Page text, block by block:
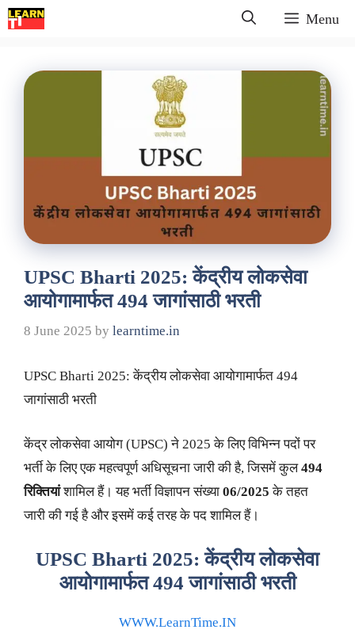
Skip
to
Menu
UPSC Bharti 2025: केंद्रीय लोकसेवा
आयोगामार्फत 494 जागांसाठी भरती
8 June 2025 by learntime.in
UPSC Bharti 2025: केंद्रीय लोकसेवा आयोगामार्फत 494
जागांसाठी भरती
केंद्र लोकसेवा आयोग (UPSC) ने 2025 के लिए विभिन्न पदों पर
भर्ती के लिए एक महत्वपूर्ण अधिसूचना जारी की है, जिसमें कुल494
रिक्तियांशामिल हैं। यह भर्ती विज्ञापन संख्या 06/2025 के तहत
जारी की गई है और इसमें कई तरह के पद शामिल हैं।
UPSC Bharti 2025: केंद्रीय लोकसेवा
आयोगामार्फत 494 जागांसाठी भरती
WWW.LearnTime.IN